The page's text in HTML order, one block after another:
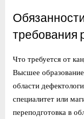
требования
Что требуется от
Высшее
области
специалитет или
переподготовка в